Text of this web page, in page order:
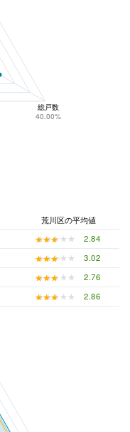
総戸数
40.00%
荒川区の平均値
★★★★★
★★★★★
2.84
★★★★★
★★★★★
3.02
★★★★★
★★★★★
2.76
★★★★★
★★★★★ 2.86